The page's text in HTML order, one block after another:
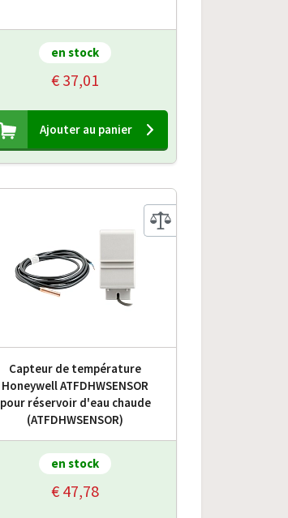
en stock
€ 37,01
Ajouter au panier
Capteur de température
Honeywell ATFDHWSENSOR
pour réservoir d'eau chaude
(ATFDHWSENSOR)
en stock
€ 47,78